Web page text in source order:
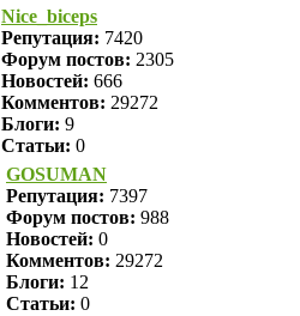
Nice_biceps
Репутация: 7420
Форум постов: 2305
Новостей: 666
Комментов: 29272
Блоги: 9
Статьи: 0
GOSUMAN
Репутация: 7397
Форум постов: 988
Новостей: 0
Комментов: 29272
Блоги: 12
Статьи: 0